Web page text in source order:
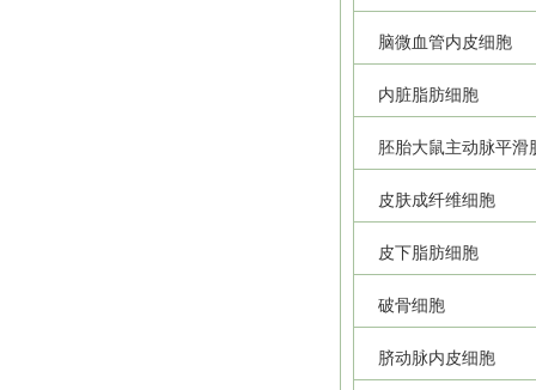
脑微血管内皮细胞
内脏脂肪细胞
胚胎大鼠主动脉平滑
皮肤成纤维细胞
皮下脂肪细胞
破骨细胞
脐动脉内皮细胞